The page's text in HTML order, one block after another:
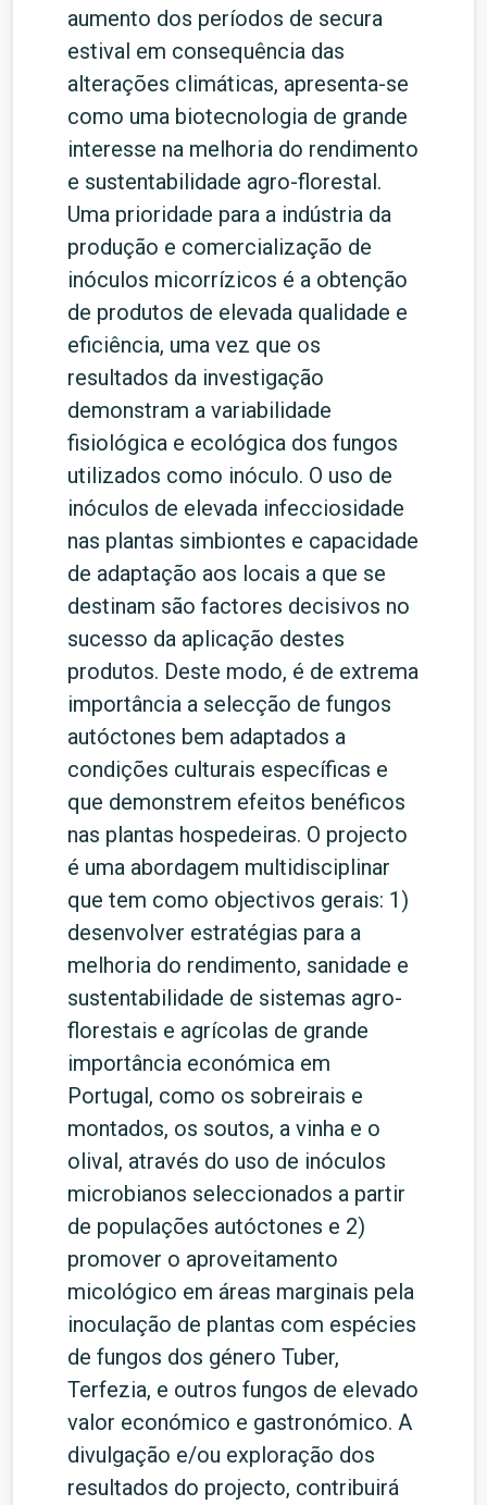
aumento dos períodos de secura
estival em consequência das
alterações climáticas, apresenta-se
como uma biotecnologia de grande
interesse na melhoria do rendimento
e sustentabilidade agro-florestal.
Uma prioridade para a indústria da
produção e comercialização de
inóculos micorrízicos é a obtenção
de produtos de elevada qualidade e
eficiência, uma vez que os
resultados da investigação
demonstram a variabilidade
fisiológica e ecológica dos fungos
utilizados como inóculo. O uso de
inóculos de elevada infecciosidade
nas plantas simbiontes e capacidade
de adaptação aos locais a que se
destinam são factores decisivos no
sucesso da aplicação destes
produtos. Deste modo, é de extrema
importância a selecção de fungos
autóctones bem adaptados a
condições culturais específicas e
que demonstrem efeitos benéficos
nas plantas hospedeiras. O projecto
é uma abordagem multidisciplinar
que tem como objectivos gerais: 1)
desenvolver estratégias para a
melhoria do rendimento, sanidade e
sustentabilidade de sistemas agro-
florestais e agrícolas de grande
importância económica em
Portugal, como os sobreirais e
montados, os soutos, a vinha e o
olival, através do uso de inóculos
microbianos seleccionados a partir
de populações autóctones e 2)
promover o aproveitamento
micológico em áreas marginais pela
inoculação de plantas com espécies
de fungos dos género Tuber,
Terfezia, e outros fungos de elevado
valor económico e gastronómico. A
divulgação e/ou exploração dos
resultados do projecto, contribuirá